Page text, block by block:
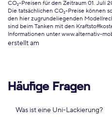
CO₂-Preisen für den Zeitraum 01. Juli
Die tatsächlichen CO₂-Preise können
den hier zugrundeliegenden
sind beim Tanken mit den
Informationen unter www.alternativ-
erstellt am
Häufige Fragen
Was ist eine Uni-Lackierung?